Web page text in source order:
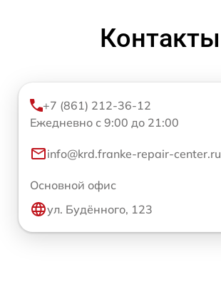
Контакты
+7 (861) 212-36-12
Ежедневно с 9:00 до 21:00
info@krd.franke-repair-center.ru
Основной офис
ул. Будённого, 123